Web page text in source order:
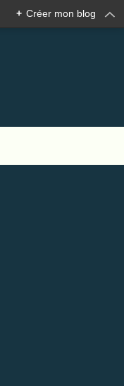
+ Créer mon blog